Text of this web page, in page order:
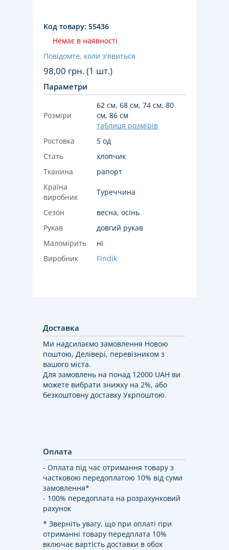
Код товару: 55436
Немає в наявності
Повідомте, коли з'явиться
98,00 грн. (1 шт.)
Параметри
Розміри
62 см, 68 см, 74 см, 80
см, 86 см
таблиця розмірів
Ростовка
5 од
Стать
хлопчик
Тканина
рапорт
Країна
виробник
Туреччина
Сезон
весна, осінь
Рукав
довгий рукав
Маломірить
ні
Виробник
Findik
Доставка
Ми надсилаємо замовлення Новою
поштою, Делівері, перевізником з
вашого міста.
Для замовлень на понад 12000 UAH ви
можете вибрати знижку на 2%, або
безкоштовну доставку Укрпоштою.
Оплата
- Оплата під час отримання товару з
частковою передоплатою 10% від суми
замовлення*
- 100% передоплата на розрахунковий
рахунок
* Зверніть увагу, що при оплаті при
отриманні товару передплата 10%
включає вартість доставки в обох